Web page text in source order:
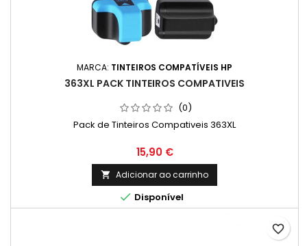
MARCA: TINTEIROS COMPATÍVEIS HP
363XL PACK TINTEIROS COMPATIVEIS
(0)
Pack de Tinteiros Compativeis 363XL
Preço
15,90 €
 Adicionar ao carrinho
 Disponível
favorite_border